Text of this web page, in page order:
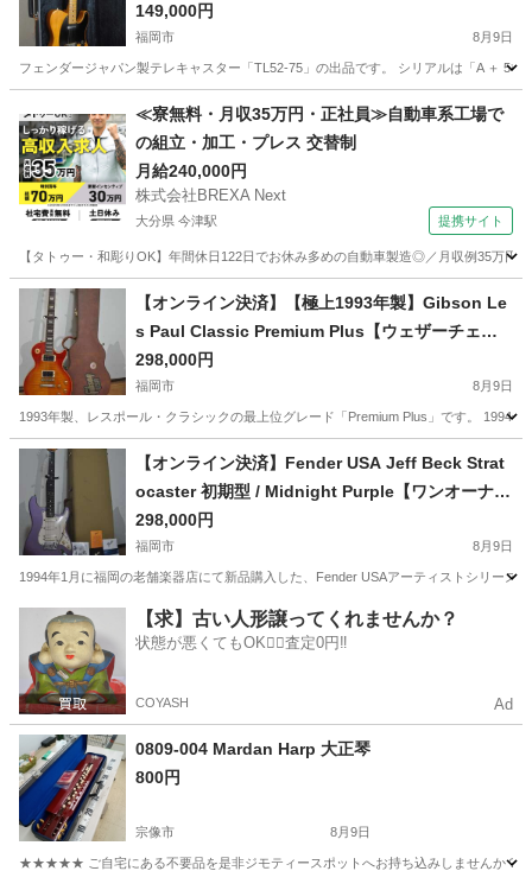
149,000円
福岡市 8月9日
フェンダージャパン製テレキャスター「TL52-75」の出品です。 シリアルは「A ＋ 5
弦楽器、ギター
≪寮無料・月収35万円・正社員≫自動車系工場で
の組立・加工・プレス 交替制
月給240,000円
株式会社BREXA Next
大分県 今津駅 提携サイト
【タトゥー・和彫りOK】年間休日122日でお休み多めの自動車製造◎／月収例35万
大分 中津市 今津駅 その他
【オンライン決済】【極上1993年製】Gibson Le
s Paul Classic Premium Plus【ウェザーチェッ
クの風格】
298,000円
福岡市 8月9日
1993年製、レスポール・クラシックの最上位グレード「Premium Plus」です。 1994
福岡 福岡市 弦楽器、ギター
【オンライン決済】Fender USA Jeff Beck Strat
ocaster 初期型 / Midnight Purple【ワンオーナ
ー・完品】ジェフベック
298,000円
福岡市 8月9日
1994年1月に福岡の老舗楽器店にて新品購入した、Fender USAアーティストシリー
福岡市 弦楽器、ギター
【求】古い人形譲ってくれませんか？
状態が悪くてもOK🙆‍♀️査定0円‼️
COYASH Ad
0809-004 Mardan Harp 大正琴
800円
宗像市 8月9日
★★★★★ ご自宅にある不要品を是非ジモティースポットへお持ち込みしませんか？